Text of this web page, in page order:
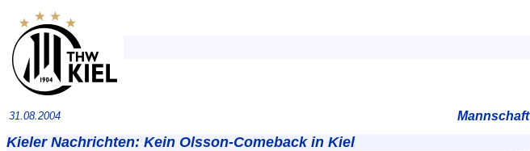
31.08.2004 Mannschaft
Kieler Nachrichten: Kein Olsson-Comeback in Kiel